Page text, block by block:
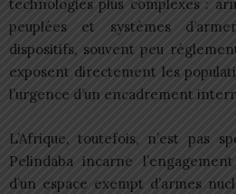
technologies plus complexes :
peuplées et systèmes
dispositifs, souvent peu
exposent directement les
l’urgence d’un encadrement
L’Afrique, toutefois, n’est pas
Pelindaba incarne
d’un espace exempt d’armes